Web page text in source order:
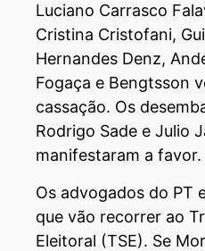
Luciano Carrasco
Cristina Cristofani,
Hernandes Denz,
Fogaça e Bengtsson
cassação. Os
Rodrigo Sade e Julio
manifestaram a favor.
Os advogados do PT
que vão recorrer ao
Eleitoral (TSE). Se